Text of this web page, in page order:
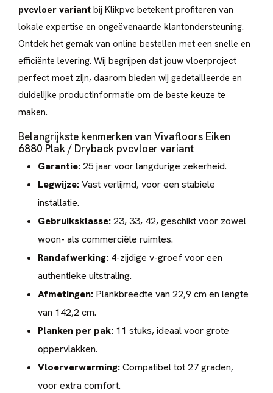
pvcvloer variant bij Klikpvc betekent profiteren van
lokale expertise en ongeëvenaarde klantondersteuning.
Ontdek het gemak van online bestellen met een snelle en
efficiënte levering. Wij begrijpen dat jouw vloerproject
perfect moet zijn, daarom bieden wij gedetailleerde en
duidelijke productinformatie om de beste keuze te
maken.
Belangrijkste kenmerken van Vivafloors Eiken
6880 Plak / Dryback pvcvloer variant
Garantie:25 jaar voor langdurige zekerheid.
Legwijze:Vast verlijmd, voor een stabiele
installatie.
Gebruiksklasse:23, 33, 42, geschikt voor zowel
woon- als commerciële ruimtes.
Randafwerking: 4-zijdige v-groef voor een
authentieke uitstraling.
Afmetingen: Plankbreedte van 22,9 cm en lengte
van 142,2 cm.
Planken per pak: 11 stuks, ideaal voor grote
oppervlakken.
Vloerverwarming:Compatibel tot 27 graden,
voor extra comfort.